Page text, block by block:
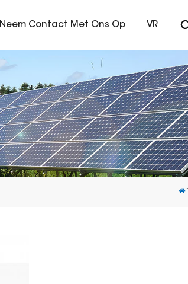
Neem Contact Met Ons Op VR